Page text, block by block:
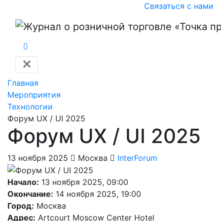
Связаться с нами
✕
Главная
Мероприятия
Технологии
Форум UX / UI 2025
Форум UX / UI 2025
13 ноября 2025 Москва InterForum
Начало: 13 ноября 2025, 09:00
Окончание: 14 ноября 2025, 19:00
Город: Москва
Адрес: Artcourt Moscow Center Hotel